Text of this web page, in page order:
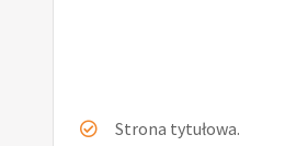
Strona tytułowa.